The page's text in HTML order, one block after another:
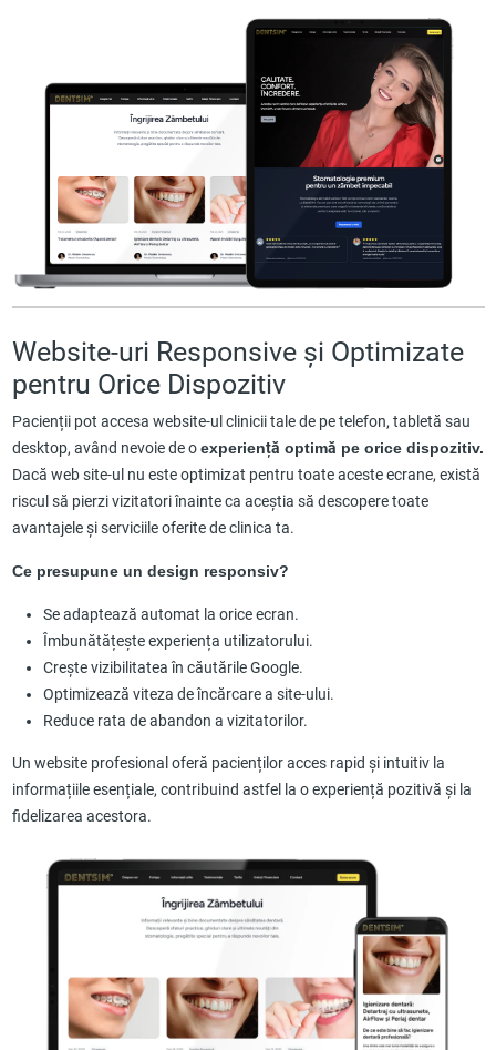
Website-uri Responsive și Optimizate
pentru Orice Dispozitiv
Pacienții pot accesa website-ul clinicii tale de pe telefon, tabletă sau
desktop, având nevoie de oexperiență optimă pe orice dispozitiv.
Dacă web site-ul nu este optimizat pentru toate aceste ecrane, există
riscul să pierzi vizitatori înainte ca aceștia să descopere toate
avantajele și serviciile oferite de clinica ta.
Ce presupune un design responsiv?
Se adaptează automat la orice ecran.
Îmbunătățește experiența utilizatorului.
Crește vizibilitatea în căutările Google.
Optimizează viteza de încărcare a site-ului.
Reduce rata de abandon a vizitatorilor.
Un website profesional oferă pacienților acces rapid și intuitiv la
informațiile esențiale, contribuind astfel la o experiență pozitivă și la
fidelizarea acestora.